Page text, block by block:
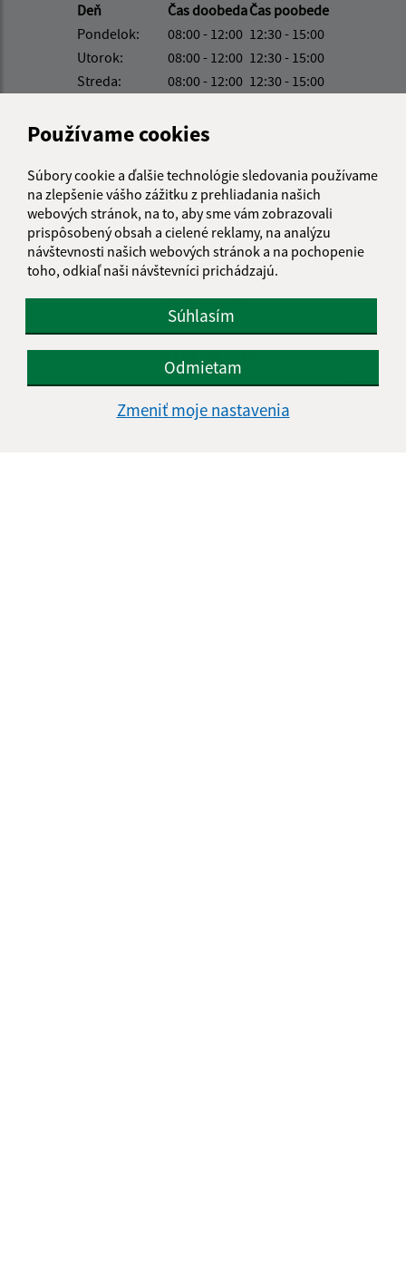
Používame cookies
Súbory cookie a ďalšie technológie sledovania používame
na zlepšenie vášho zážitku z prehliadania našich
webových stránok, na to, aby sme vám zobrazovali
prispôsobený obsah a cielené reklamy, na analýzu
návštevnosti našich webových stránok a na pochopenie
toho, odkiaľ naši návštevníci prichádzajú.
Súhlasím
Odmietam
Zmeniť moje nastavenia
Deň
Čas doobedaČas poobede
Pondelok:
08:00 - 12:00 12:30 - 15:00
Utorok:
08:00 - 12:00 12:30 - 15:00
Streda:
08:00 - 12:00 12:30 - 15:00
Piatok:
08:00 - 12:00
Kontakt:
Obecný úrad Pichne
Pichne 27
069 01 Snina
info@pichne.sk
+421 57 768 11 84